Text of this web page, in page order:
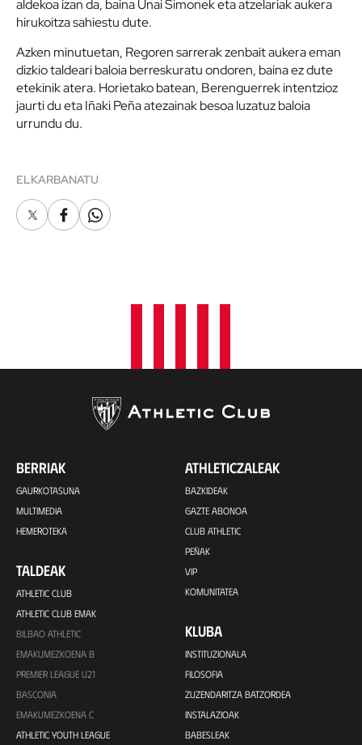
aldekoa izan da, baina Unai Simonek eta atzelariak aukera
hirukoitza sahiestu dute.
Azken minutuetan, Regoren sarrerak zenbait aukera eman
dizkio taldeari baloia berreskuratu ondoren, baina ez dute
etekinik atera. Horietako batean, Berenguerrek intentzioz
jaurti du eta Iñaki Peña atezainak besoa luzatuz baloia
urrundu du.
ELKARBANATU
X FacebookWhatsapp
BERRIAK
GAURKOTASUNA
MULTIMEDIA
HEMEROTEKA
TALDEAK
ATHLETIC CLUB
ATHLETIC CLUB EMAK
BILBAO ATHLETIC
EMAKUMEZKOENA B
PREMIER LEAGUE U21
BASCONIA
EMAKUMEZKOENA C
ATHLETIC YOUTH LEAGUE
ATHLETICZALEAK
BAZKIDEAK
GAZTE ABONOA
CLUB ATHLETIC
PEÑAK
VIP
KOMUNITATEA
KLUBA
INSTITUZIONALA
FILOSOFIA
ZUZENDARITZA BATZORDEA
INSTALAZIOAK
BABESLEAK